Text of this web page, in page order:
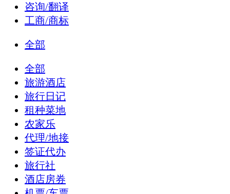
咨询/翻译
工商/商标
全部
全部
旅游酒店
旅行日记
租种菜地
农家乐
代理/地接
签证代办
旅行社
酒店房券